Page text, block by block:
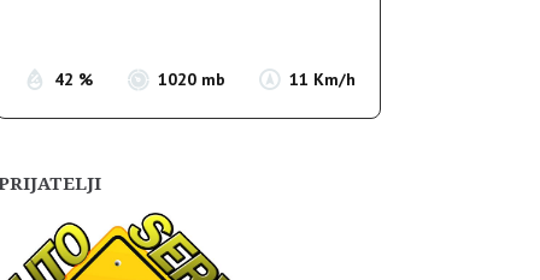
42 % 1020 mb 11 Km/h